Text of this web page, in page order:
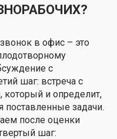
в офис – это
с
шаг: встреча с
и определит,
задачи.
после оценки
шаг: